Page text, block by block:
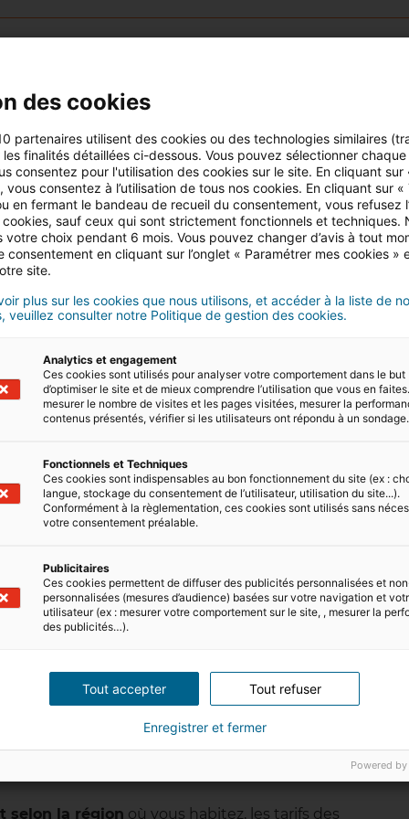
?
en 2 minutes
et les futurs occupants à l’importance de la
faire des économies d’énergie. Il est obligatoire car
les émissions de gaz à effet de serre et à
économes en énergie (appelés logements
économe en énergie ?
plusieurs devis afin d’obtenir le meilleur prix pour le
fixé.
prix d'un DPE ?
(DPE) dépend de plusieurs critères. Il peut
, car plus celle-ci est grande, plus le travail nécessaire
selon la région où vous habitez, les tarifs des
des cookies
partenaires utilisent des cookies ou des technologies similaires
les finalités détaillées ci-dessous. Vous pouvez sélectionner
consentez pour l'utilisation des cookies sur le site. En cliquant sur
vous consentez à l’utilisation de tous nos cookies. En cliquant sur «
en fermant le bandeau de recueil du consentement, vous refusez
sauf ceux qui sont strictement fonctionnels et techniques.
votre choix pendant 6 mois. Vous pouvez changer d’avis à tout
consentement en cliquant sur l’onglet « Paramétrer mes cookies »
site.
plus sur les cookies que nous utilisons, et accéder à la liste de
veuillez consulter notre Politique de gestion des cookies.
Analytics et engagement
Ces cookies sont utilisés pour analyser votre comportement dans le but
d’optimiser le site et de mieux comprendre l’utilisation que vous en
mesurer le nombre de visites et les pages visitées, mesurer la
contenus présentés, vérifier si les utilisateurs ont répondu à un
Fonctionnels et Techniques
Ces cookies sont indispensables au bon fonctionnement du site (ex :
langue, stockage du consentement de l’utilisateur, utilisation du site...).
Conformément à la règlementation, ces cookies sont utilisés sans
votre consentement préalable.
Publicitaires
Ces cookies permettent de diffuser des publicités personnalisées et
personnalisées (mesures d’audience) basées sur votre navigation et
utilisateur (ex : mesurer votre comportement sur le site, , mesurer la
des publicités…).
Tout accepter Tout refuser
Enregistrer et fermer
Powered by